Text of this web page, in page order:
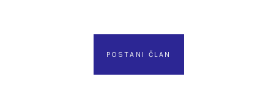
POSTANI ČLAN